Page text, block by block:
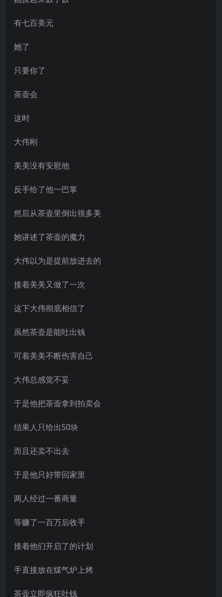
有七百美元
她了
只要你了
茶壶会
这时
大伟刚
美美没有安慰他
反手给了他一巴掌
然后从茶壶里倒出很多美
她讲述了茶壶的魔力
大伟以为是提前放进去的
接着美美又做了一次
这下大伟彻底相信了
虽然茶壶是能吐出钱
可着美美不断伤害自己
大伟总感觉不妥
于是他把茶壶拿到拍卖会
结果人只给出50块
而且还卖不出去
于是他只好带回家里
两人经过一番商量
等赚了一百万后收手
接着他们开启了的计划
手直接放在煤气炉上烤
茶壶立即疯狂吐钱